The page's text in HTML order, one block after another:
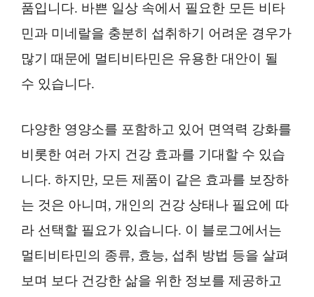
품입니다. 바쁜 일상 속에서 필요한 모든 비타
민과 미네랄을 충분히 섭취하기 어려운 경우가
많기 때문에 멀티비타민은 유용한 대안이 될
수 있습니다.
다양한 영양소를 포함하고 있어 면역력 강화를
비롯한 여러 가지 건강 효과를 기대할 수 있습
니다. 하지만, 모든 제품이 같은 효과를 보장하
는 것은 아니며, 개인의 건강 상태나 필요에 따
라 선택할 필요가 있습니다. 이 블로그에서는
멀티비타민의 종류, 효능, 섭취 방법 등을 살펴
보며 보다 건강한 삶을 위한 정보를 제공하고